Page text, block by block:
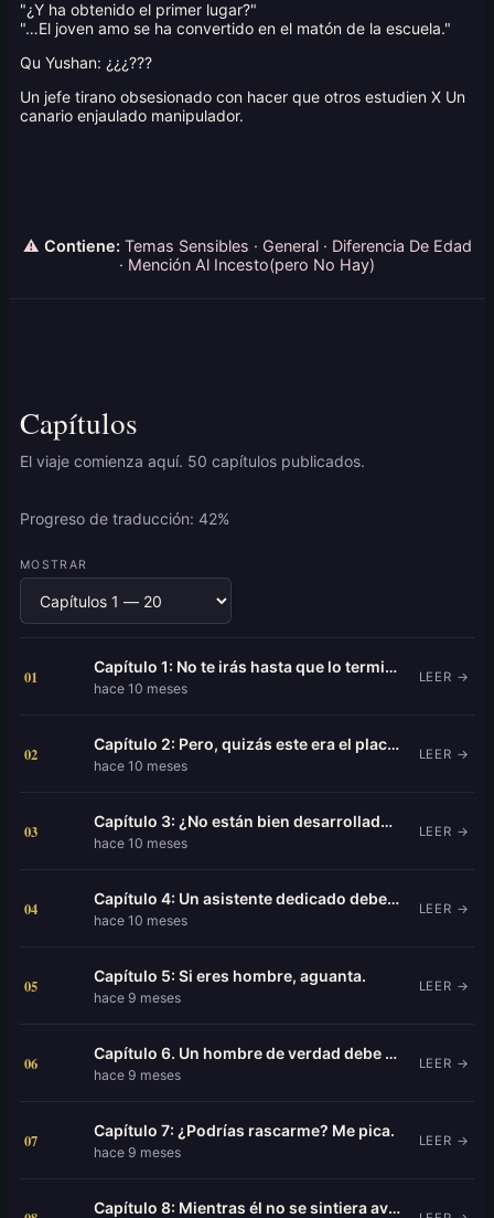
"¿Y ha obtenido el primer lugar?"
"…El joven amo se ha convertido en el matón de la escuela."
Qu Yushan: ¿¿¿???
Un jefe tirano obsesionado con hacer que otros estudien X Un
canario enjaulado manipulador.
⚠ Contiene: Temas Sensibles · General · Diferencia De Edad
· Mención Al Incesto(pero No Hay)
Capítulos
El viaje comienza aquí. 50 capítulos publicados.
Progreso de traducción: 42%
MOSTRAR
01
Capítulo 1: No te irás hasta que lo termines.
hace 10 meses
LEER →
02
Capítulo 2: Pero, quizás este era el placer de ser jefe.
hace 10 meses
LEER →
03
Capítulo 3: ¿No están bien desarrollados mis bíceps?
hace 10 meses
LEER →
04
Capítulo 4: Un asistente dedicado debe realizar todos los deseos de su jefe.
hace 10 meses
LEER →
05
Capítulo 5: Si eres hombre, aguanta.
hace 9 meses
LEER →
06
Capítulo 6. Un hombre de verdad debe saber cuando ser flexible.
hace 9 meses
LEER →
07
Capítulo 7: ¿Podrías rascarme? Me pica.
hace 9 meses
LEER →
Capítulo 8: Mientras él no se sintiera avergonzado.